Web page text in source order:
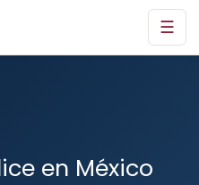
☰
en México